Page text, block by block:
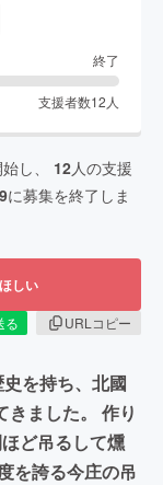
終了
支援者数12 人
し、 12人の支援
に募集を終了しま
しい
る
URLコピー
を持ち、北國
きました。 作り
ど吊るして燻
を誇る今庄の吊